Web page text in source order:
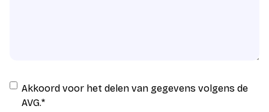
Instemming
AVG
Akkoord voor het delen van gegevens volgens de
AVG.*